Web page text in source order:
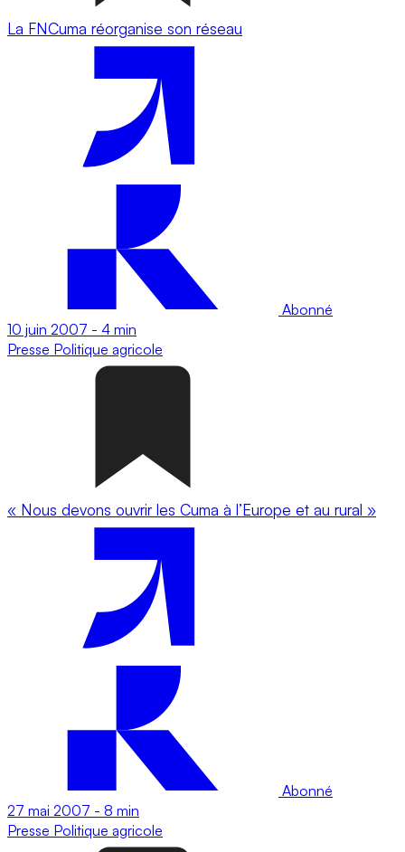
La FNCuma réorganise son réseau
Abonné
10 juin 2007 - 4 min
Presse Politique agricole
« Nous devons ouvrir les Cuma à l’Europe et au rural »
Abonné
27 mai 2007 - 8 min
Presse Politique agricole